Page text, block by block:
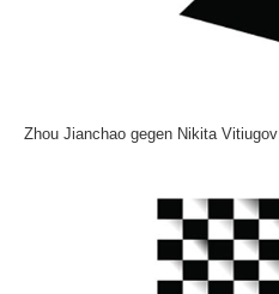
Zhou Jianchao gegen Nikita Vitiugov